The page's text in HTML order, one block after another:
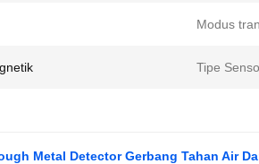
Modus
Tipe
Metal Detector Gerbang Tahan Air